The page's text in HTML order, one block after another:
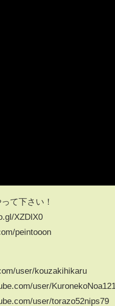
て下さい！
XZDlX0
peintooon
user/kouzakihikaru
user/KuronekoNoa121
user/torazo52nips79